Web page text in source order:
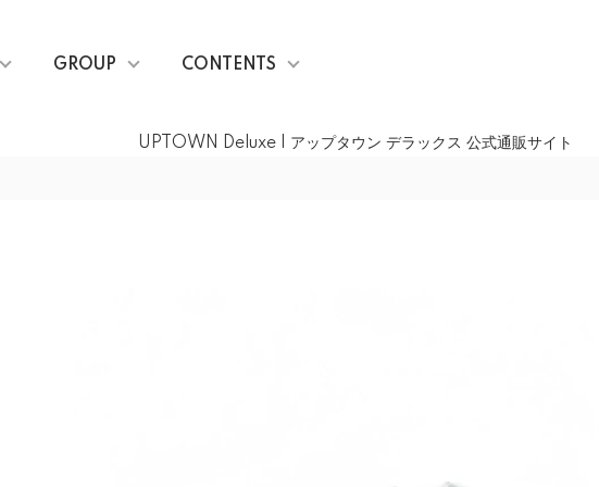
UPTOWN Deluxe | アップタウン デラックス 公式通販サイト
GROUP CONTENTS